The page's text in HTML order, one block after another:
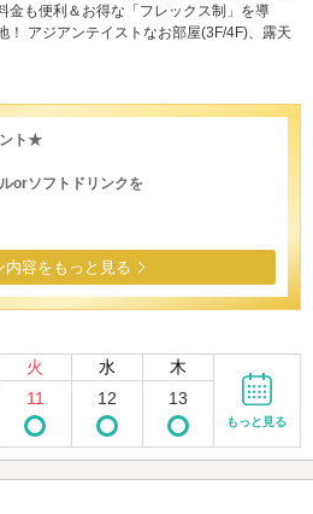
も便利＆お得な「フレックス制」を導
！ アジアンテイストなお部屋(3F/4F)、露天
ト★
orソフトドリンクを
内容をもっと見る
火 水 木
11 12 13
もっと見る